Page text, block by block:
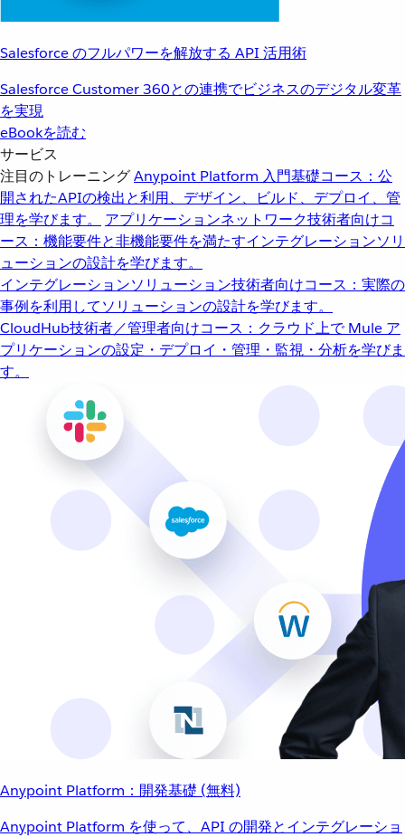
Salesforce のフルパワーを解放する API 活用術
Salesforce Customer 360との連携でビジネスのデジタル変革
を実現
eBookを読む
サービス
注目のトレーニングAnypoint Platform 入門基礎コース：公
開されたAPIの検出と利用、デザイン、ビルド、デプロイ、管
理を学びます。
アプリケーションネットワーク技術者向けコ
ース：機能要件と非機能要件を満たすインテグレーションソリ
ューションの設計を学びます。
インテグレーションソリューション技術者向けコース：実際の
事例を利用してソリューションの設計を学びます。
CloudHub技術者／管理者向けコース：クラウド上で Mule ア
プリケーションの設定・デプロイ・管理・監視・分析を学びま
す。
Anypoint Platform：開発基礎 (無料)
Anypoint Platform を使って、API の開発とインテグレーショ